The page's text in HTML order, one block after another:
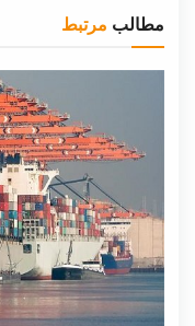
مطالب مرتبط